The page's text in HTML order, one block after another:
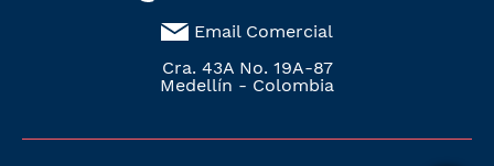
Email Comercial
Cra. 43A No. 19A-87
Medellín - Colombia